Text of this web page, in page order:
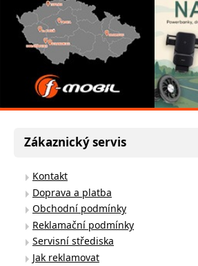
Zákaznický servis
Kontakt
Doprava a platba
Obchodní podmínky
Reklamační podmínky
Servisní střediska
Jak reklamovat